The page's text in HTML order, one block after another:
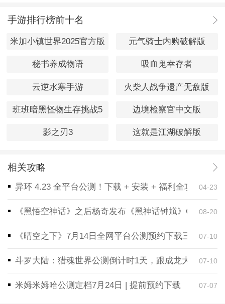
手游排行榜前十名
米加小镇世界2025官方版 元气骑士内购破解版
秘书养成物语 吸血鬼幸存者
云逆水寒手游 火柴人战争遗产无敌版
班班暗黑怪物生存挑战5 边境检察官中文版
影之刃3 这就是江湖破解版
相关攻略
异环 4.23 全平台公测！下载 + 安装 + 福利全攻略，一
04-23
《黑悟空神话》之后杨奇发布《黑神话钟馗》CG！预
08-20
《晴空之下》7月14日全网平台公测预约下载三端同步
07-10
斗罗大陆：猎魂世界公测倒计时1天，跟成龙大哥一起
07-10
米姆米姆哈公测定档7月24日 | 提前预约下载 07-07